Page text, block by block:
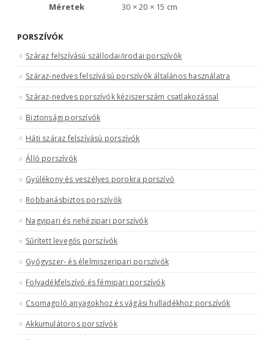
Méretek 30 × 20 × 15 cm
PORSZÍVÓK
Száraz felszívású szállodai/irodai porszívók
Száraz-nedves felszívású porszívók általános használatra
Száraz-nedves porszívók kéziszerszám csatlakozással
Biztonsági porszívók
Háti száraz felszívású porszívók
Álló porszívók
Gyúlékony és veszélyes porokra porszívó
Robbanásbiztos porszívók
Nagyipari és nehézipari porszívók
Sűrített levegős porszívók
Gyógyszer- és élelmiszeripari porszívók
Folyadékfelszívó és fémipari porszívók
Csomagoló anyagokhoz és vágási hulladékhoz porszívók
Akkumulátoros porszívók